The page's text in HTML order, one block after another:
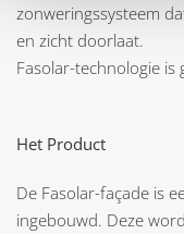
zonweringssysteem
en zicht doorlaat.
Fasolar-technologie is
Het Product
De Fasolar-façade is
ingebouwd. Deze